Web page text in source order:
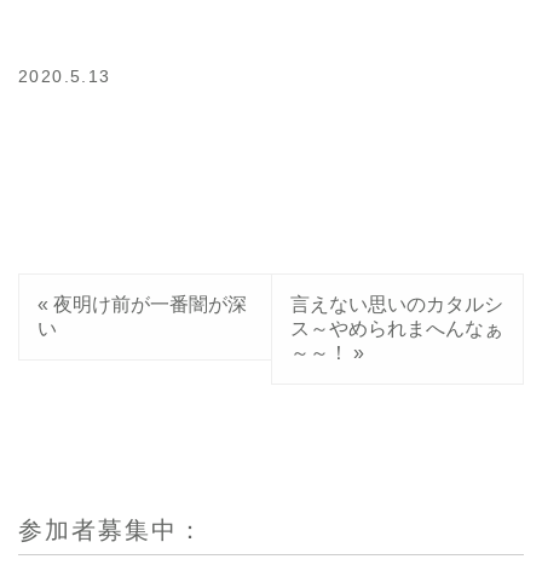
2020.5.13
« 夜明け前が一番闇が深
い
言えない思いのカタルシ
ス～やめられまへんなぁ
～～！
»
参加者募集中：